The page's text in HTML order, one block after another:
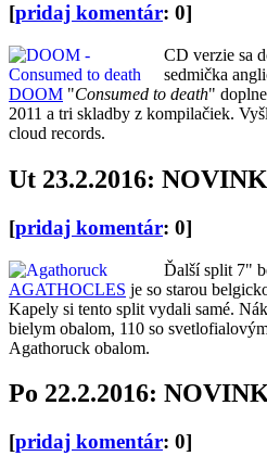
[pridaj komentár: 0]
CD verzie sa
sedmička
DOOM "Consumed to death"
2011 a tri skladby z kompilačiek.
cloud records.
Ut 23.2.2016:
[pridaj komentár: 0]
Ďalší split 7"
AGATHOCLES je so starou
Kapely si tento split vydali samé.
bielym obalom, 110 so
Agathoruck obalom.
Po 22.2.2016:
[pridaj komentár: 0]